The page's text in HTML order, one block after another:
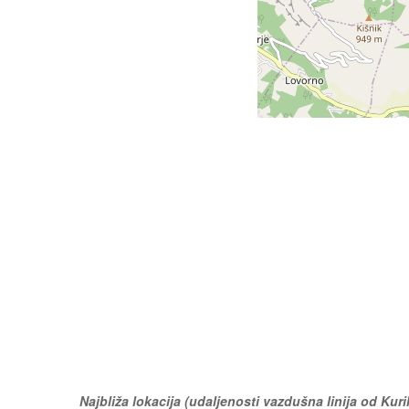
Najbliža lokacija (udaljenosti vazdušna linija od